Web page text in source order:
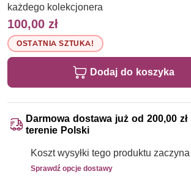
każdego kolekcjonera
100,00 zł
OSTATNIA SZTUKA!
Dodaj do koszyka
Darmowa dostawa już od 200,00 zł
terenie Polski
Koszt wysyłki tego produktu
Sprawdź opcje dostawy